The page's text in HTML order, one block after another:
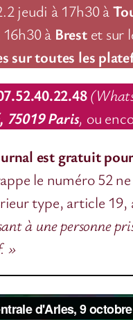
jeudi à 17h30 à
à Brest et sur
sur toutes les
75019 Paris, ou
est gratuit
le numéro 52
type, article 19,
à une personne
»